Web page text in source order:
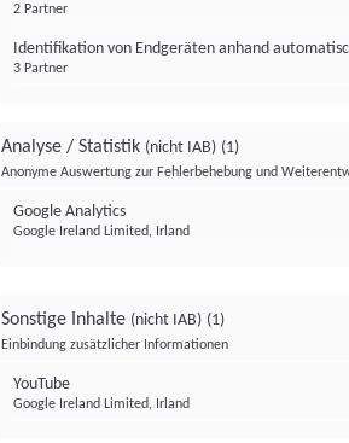
2 Partner
Identifikation von Endgeräten anhand
3 Partner
Analyse / Statistik (nicht IAB) (1)
Anonyme Auswertung zur Fehlerbehebung und
Google Analytics
Google Ireland Limited, Irland
Sonstige Inhalte (nicht IAB) (1)
Einbindung zusätzlicher Informationen
YouTube
Google Ireland Limited, Irland